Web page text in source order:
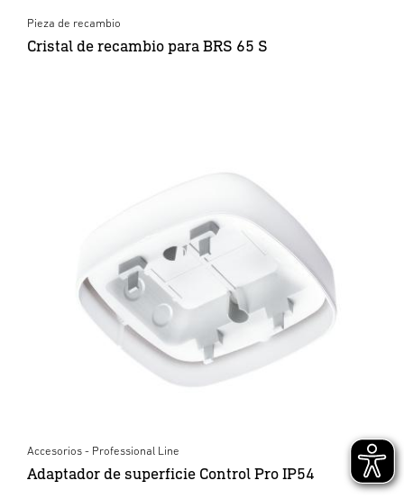
Pieza de recambio
Cristal de recambio para BRS 65 S
Accesorios - Professional Line
Adaptador de superficie Control Pro IP54